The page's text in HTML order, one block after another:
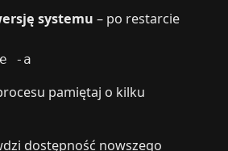
systemu – po restarcie
-a
pamiętaj o kilku
dostępność nowszego